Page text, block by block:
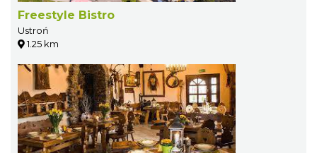
Freestyle Bistro
Ustroń
1.25 km